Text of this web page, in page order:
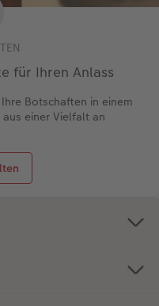
für Ihren Anlass
Botschaften in einem
einer Vielfalt an